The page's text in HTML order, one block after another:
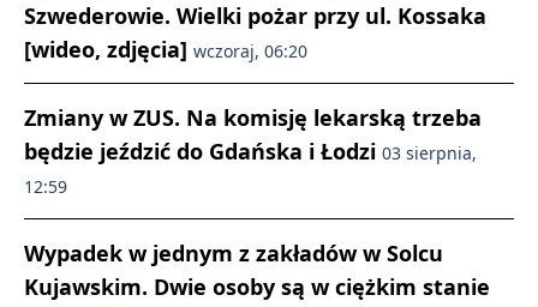
Szwederowie. Wielki pożar przy ul. Kossaka
[wideo, zdjęcia] wczoraj, 06:20
Zmiany w ZUS. Na komisję lekarską trzeba
będzie jeździć do Gdańska i Łodzi 03 sierpnia,
12:59
Wypadek w jednym z zakładów w Solcu
Kujawskim. Dwie osoby są w ciężkim stanie